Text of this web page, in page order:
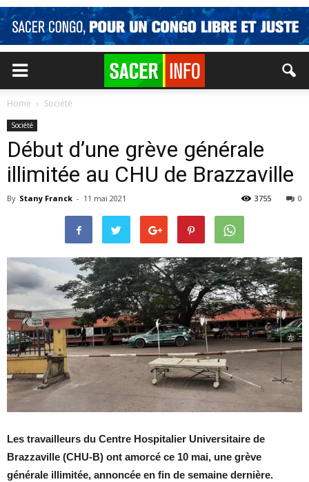
Home Société
Société
Début d’une grève générale
illimitée au CHU de Brazzaville
By Stany Franck - 11 mai 2021 0
3755
Les travailleurs du Centre Hospitalier Universitaire de
Brazzaville (CHU-B) ont amorcé ce 10 mai, une grève
générale illimitée, annoncée en fin de semaine dernière.